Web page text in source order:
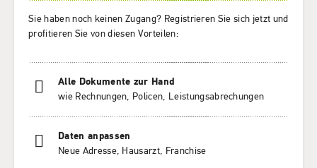
Sie haben noch keinen Zugang? Registrieren Sie sich jetzt und
profitieren Sie von diesen Vorteilen:
Alle Dokumente zur Hand
wie Rechnungen, Policen, Leistungsabrechungen
Daten anpassen
Neue Adresse, Hausarzt, Franchise